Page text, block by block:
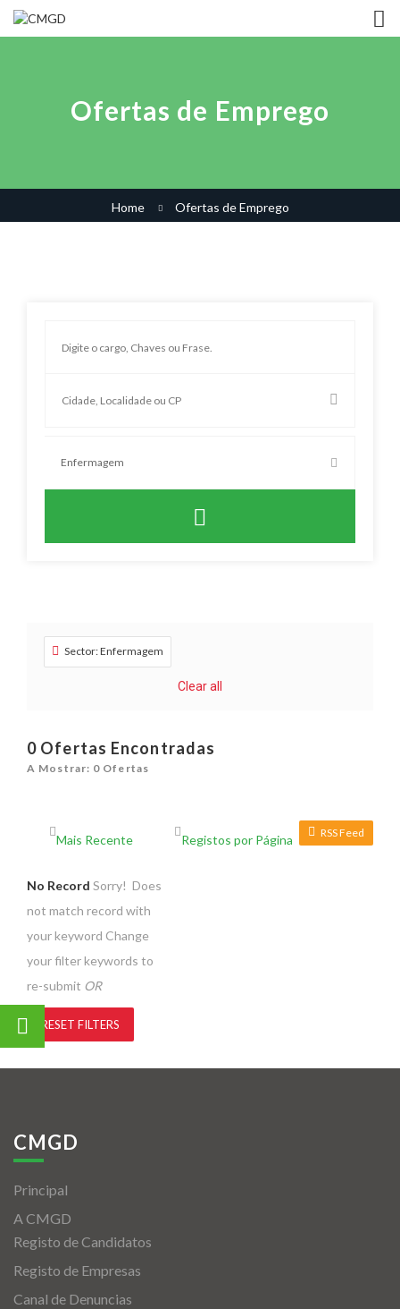
Ofertas de Emprego
Home Ofertas de Emprego
Sector: Enfermagem
Clear all
0 Ofertas Encontradas
A Mostrar: 0 Ofertas
RSS Feed
No Record Sorry! Does
not match record with
your keyword Change
your filter keywords to
re-submit OR
RESET FILTERS
CMGD
Principal
A CMGD
Registo de Candidatos
Registo de Empresas
Canal de Denuncias